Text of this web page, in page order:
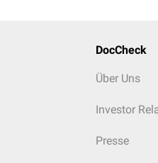
DocCheck
Über Uns
Investor
Presse